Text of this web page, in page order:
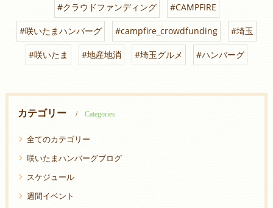
#クラウドファンディング #CAMPFIRE
#咲いたまハンバーグ #campfire_crowdfunding #埼玉
#咲いたま #地産地消 #埼玉グルメ #ハンバーグ
カテゴリー Categories
全てのカテゴリー
咲いたまハンバーグブログ
スケジュール
週間イベント